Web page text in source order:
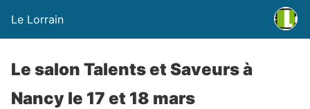
Le Lorrain
Le salon Talents et Saveurs à
Nancy le 17 et 18 mars